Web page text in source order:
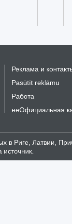
Реклама и
Pasūtīt reklāmu
Работа
неОфициальная
в Риге, Латвии,
источник.